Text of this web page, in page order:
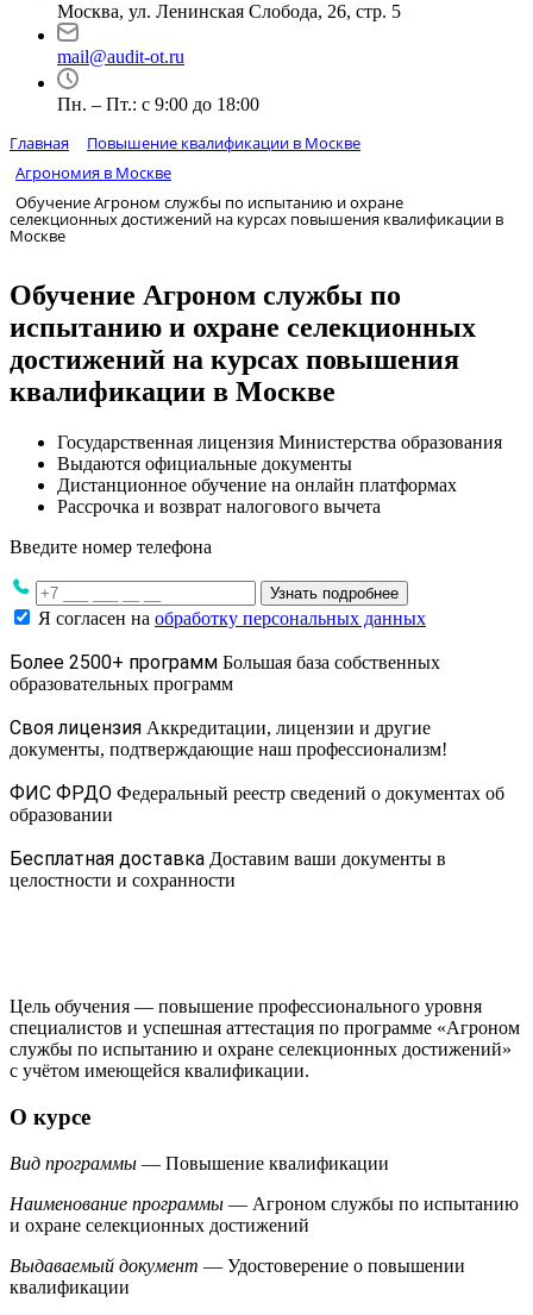
Москва, ул. Ленинская Слобода, 26, стр. 5
mail@audit-ot.ru
Пн. – Пт.: с 9:00 до 18:00
Главная
Повышение квалификации в Москве
Агрономия в Москве
Обучение Агроном службы по испытанию и охране
селекционных достижений на курсах повышения квалификации в
Москве
Обучение Агроном службы по
испытанию и охране селекционных
достижений на курсах повышения
квалификации в Москве
Государственная лицензия Министерства образования
Выдаются официальные документы
Дистанционное обучение на онлайн платформах
Рассрочка и возврат налогового вычета
Введите номер телефона
Узнать подробнее
Я согласен на обработку персональных данных
Более 2500+ программ Большая база собственных
образовательных программ
Своя лицензия Аккредитации, лицензии и другие
документы, подтверждающие наш профессионализм!
ФИС ФРДО Федеральный реестр сведений о документах об
образовании
Бесплатная доставка Доставим ваши документы в
целостности и сохранности
Цель обучения — повышение профессионального уровня
специалистов и успешная аттестация по программе «Агроном
службы по испытанию и охране селекционных достижений»
с учётом имеющейся квалификации.
О курсе
Вид программы — Повышение квалификации
Наименование программы — Агроном службы по испытанию
и охране селекционных достижений
Выдаваемый документ — Удостоверение о повышении
квалификации